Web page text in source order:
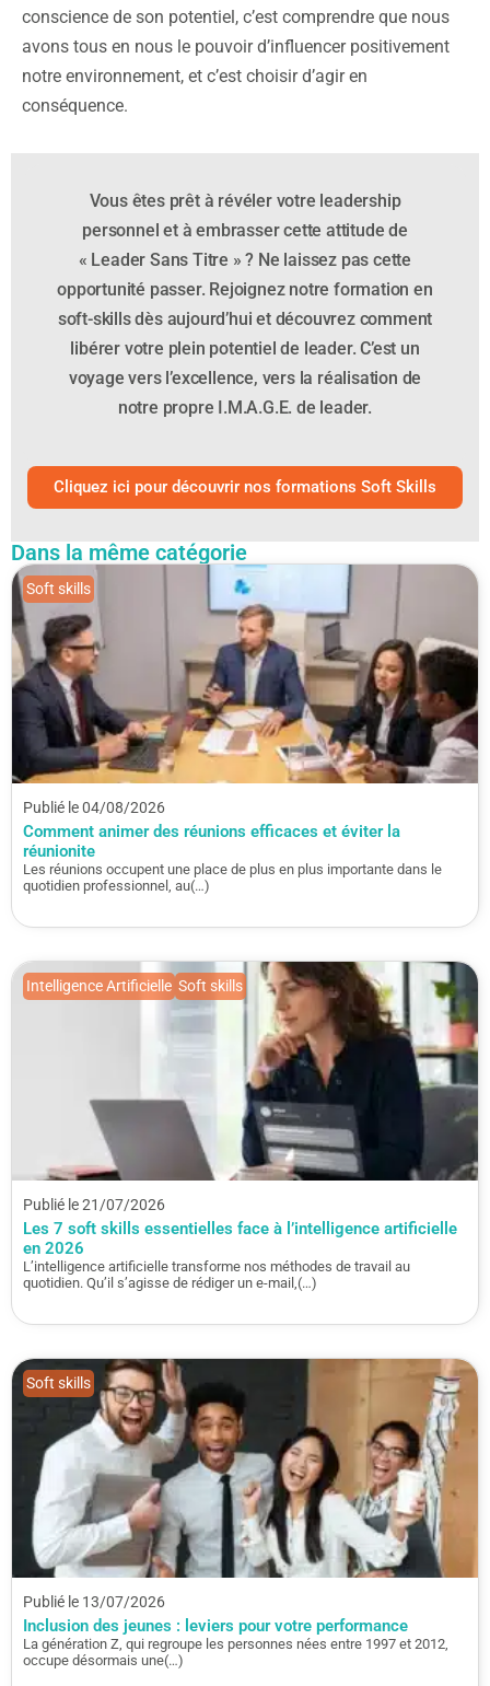
conscience de son potentiel, c’est comprendre que nous
avons tous en nous le pouvoir d’influencer positivement
notre environnement, et c’est choisir d’agir en
conséquence.
Vous êtes prêt à révéler votre leadership
personnel et à embrasser cette attitude de
« Leader Sans Titre » ? Ne laissez pas cette
opportunité passer. Rejoignez notre formation en
soft-skills dès aujourd’hui et découvrez comment
libérer votre plein potentiel de leader. C’est un
voyage vers l’excellence, vers la réalisation de
notre propre I.M.A.G.E. de leader.
Cliquez ici pour découvrir nos formations Soft Skills
Dans la même catégorie
Publié le 04/08/2026
Comment animer des réunions efficaces et éviter la
réunionite
Les réunions occupent une place de plus en plus importante dans le
quotidien professionnel, au(…)
Soft skills
Publié le 21/07/2026
Les 7 soft skills essentielles face à l’intelligence artificielle
en 2026
L’intelligence artificielle transforme nos méthodes de travail au
quotidien. Qu’il s’agisse de rédiger un e-mail,(…)
Intelligence Artificielle Soft skills
Publié le 13/07/2026
Inclusion des jeunes : leviers pour votre performance
La génération Z, qui regroupe les personnes nées entre 1997 et 2012,
occupe désormais une(…)
Soft skills